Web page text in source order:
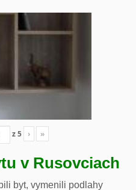
z5 › »
v Rusovciach
byt, vymenili podlahy